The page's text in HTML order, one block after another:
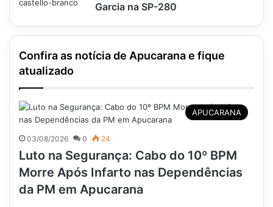
Garcia na SP-280
Confira as notícia de Apucarana e fique
atualizado
APUCARANA
03/08/2026 0 24
Luto na Segurança: Cabo do 10º BPM
Morre Após Infarto nas Dependências
da PM em Apucarana